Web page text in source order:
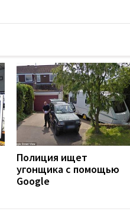
Полиция ищет
угонщика с помощью
Google